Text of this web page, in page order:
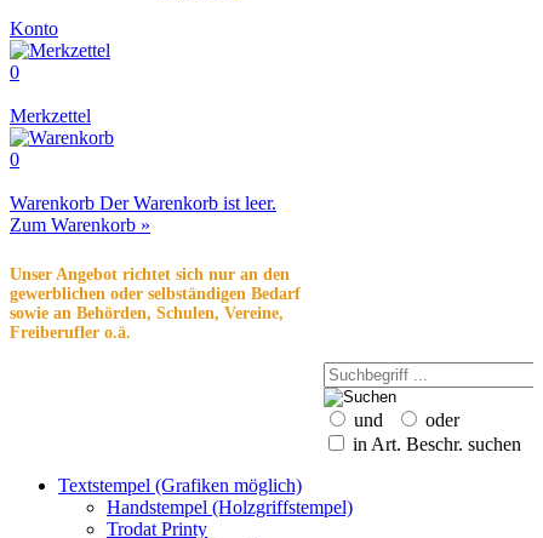
Konto
0
Merkzettel
0
Warenkorb Der Warenkorb ist leer.
Zum Warenkorb »
Unser Angebot richtet sich nur an den
gewerblichen oder selbständigen Bedarf
sowie an Behörden, Schulen, Vereine,
Freiberufler o.ä.
und
oder
in Art. Beschr. suchen
Textstempel (Grafiken möglich)
Handstempel (Holzgriffstempel)
Trodat Printy